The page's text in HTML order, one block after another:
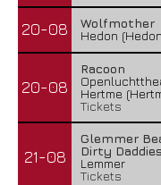
20-08
Wolfmother
Hedon
20-08
Racoon
Hertme
Tickets
21-08
Glemmer
Dirty
Lemmer
Tickets